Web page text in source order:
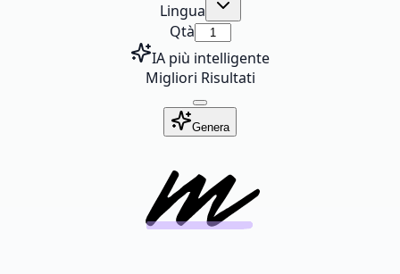
Lingua
Qtà
IA più intelligente
Migliori Risultati
Genera